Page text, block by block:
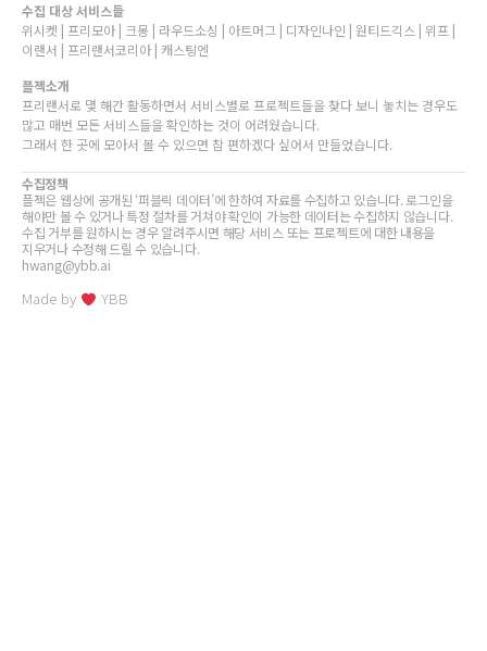
수집 대상 서비스들
위시켓 | 프리모아 | 크몽 | 라우드소싱 | 아트머그 | 디자인나인 | 원티드긱스 | 위프 |
이랜서 | 프리랜서코리아 | 캐스팅엔
플젝소개
프리랜서로 몇 해간 활동하면서 서비스별로 프로젝트들을 찾다 보니 놓치는 경우도
많고 매번 모든 서비스들을 확인하는 것이 어려웠습니다.
그래서 한 곳에 모아서 볼 수 있으면 참 편하겠다 싶어서 만들었습니다.
수집정책
플젝은 웹상에 공개된 ‘퍼블릭 데이터’에 한하여 자료를 수집하고 있습니다. 로그인을
해야만 볼 수 있거나 특정 절차를 거쳐야 확인이 가능한 데이터는 수집하지 않습니다.
수집 거부를 원하시는 경우 알려주시면 해당 서비스 또는 프로젝트에 대한 내용을
지우거나 수정해 드릴 수 있습니다.
hwang@ybb.ai
Made by YBB